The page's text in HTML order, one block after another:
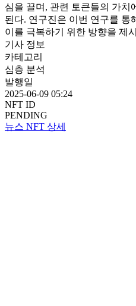
심을 끌며, 관련 토큰들의 가치
된다. 연구진은 이번 연구를
이를 극복하기 위한 방향을 제
기사 정보
카테고리
심층 분석
발행일
2025-06-09 05:24
NFT ID
PENDING
뉴스 NFT 상세